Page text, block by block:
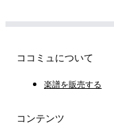
ココミュについて
楽譜を販売する
コンテンツ